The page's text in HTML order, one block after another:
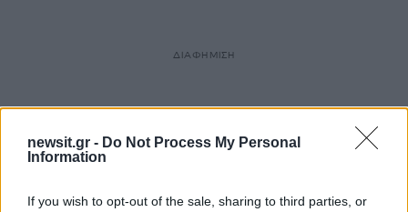
newsit.gr - Do Not Process My Personal
Information
If you wish to opt-out of the sale, sharing to third parties, or
ΔΙΑΦΗΜΙΣΗ